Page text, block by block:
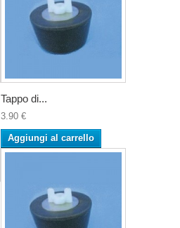
Tappo di...
3.90 €
Aggiungi al carrello